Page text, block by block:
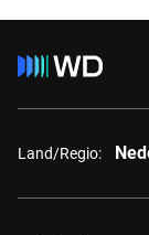
Land/Regio: